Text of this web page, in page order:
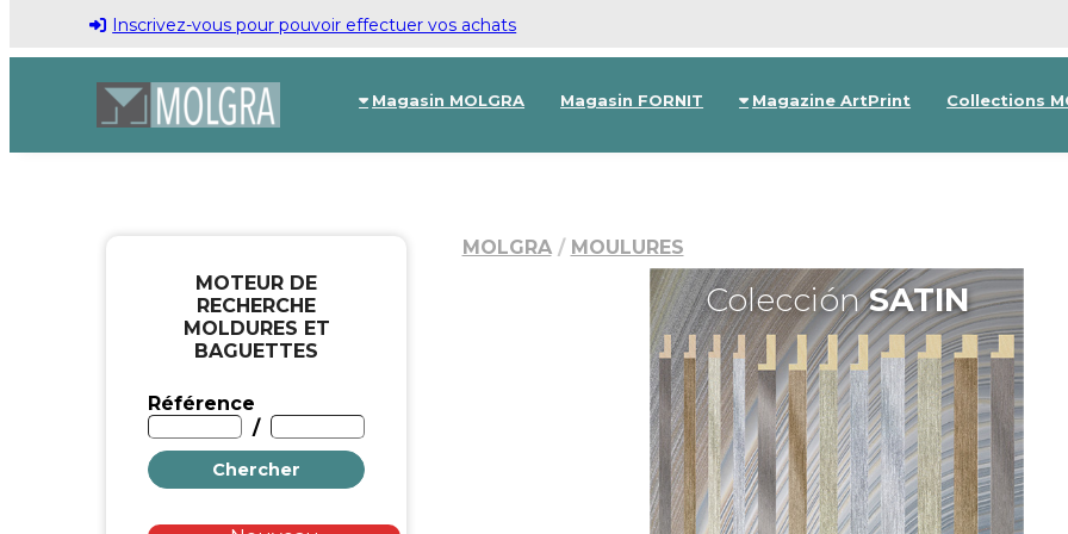
Magasin MOLGRA Magasin FORNIT Magazine ArtPrint Collections
Inscrivez-vous pour pouvoir effectuer vos achats
MOTEUR DE
RECHERCHE
MOLDURES ET
BAGUETTES
Référence
/
Chercher
MOLGRA MOULURES
ColecciónSATIN